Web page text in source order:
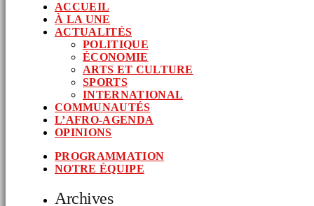
ACCUEIL
À LA UNE
ACTUALITÉS
POLITIQUE
ÉCONOMIE
ARTS ET CULTURE
SPORTS
INTERNATIONAL
COMMUNAUTÉS
L’AFRO-AGENDA
OPINIONS
PROGRAMMATION
NOTRE ÉQUIPE
Archives